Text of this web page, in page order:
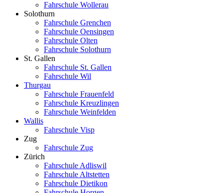
Fahrschule Wollerau
Solothurn
Fahrschule Grenchen
Fahrschule Oensingen
Fahrschule Olten
Fahrschule Solothurn
St. Gallen
Fahrschule St. Gallen
Fahrschule Wil
Thurgau
Fahrschule Frauenfeld
Fahrschule Kreuzlingen
Fahrschule Weinfelden
Wallis
Fahrschule Visp
Zug
Fahrschule Zug
Zürich
Fahrschule Adliswil
Fahrschule Altstetten
Fahrschule Dietikon